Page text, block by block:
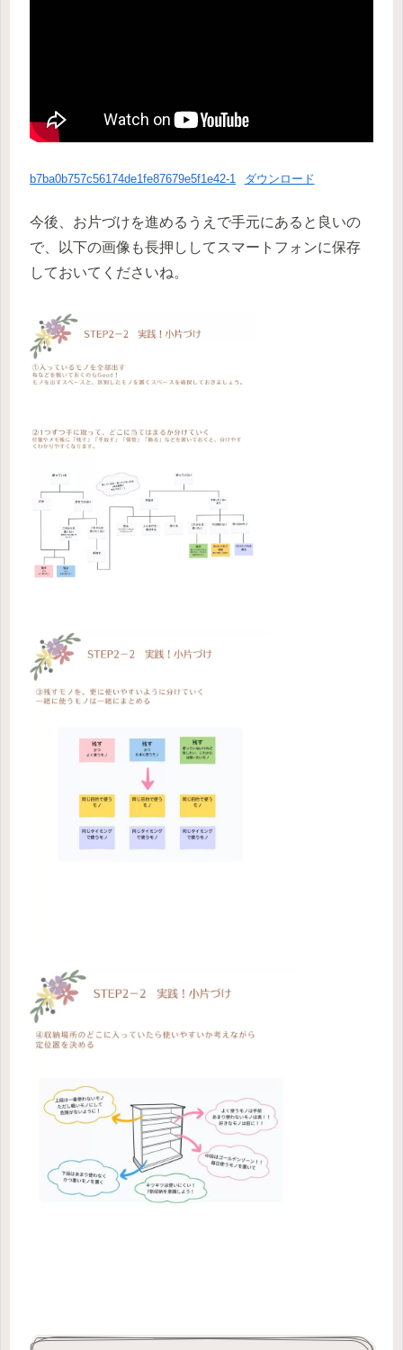
b7ba0b757c56174de1fe87679e5f1e42-1 ダウンロード
今後、お片づけを進めるうえで手元にあると良いの
で、以下の画像も長押ししてスマートフォンに保存
しておいてくださいね。